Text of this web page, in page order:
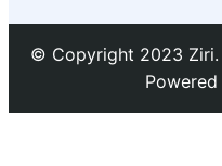
© Copyright 2023